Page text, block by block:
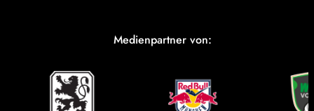
Medienpartner von: